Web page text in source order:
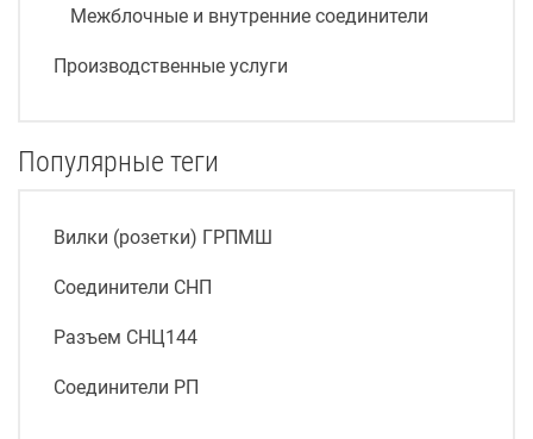
Межблочные и внутренние соединители
Производственные услуги
Популярные теги
Вилки (розетки) ГРПМШ
Соединители СНП
Разъем СНЦ144
Соединители РП